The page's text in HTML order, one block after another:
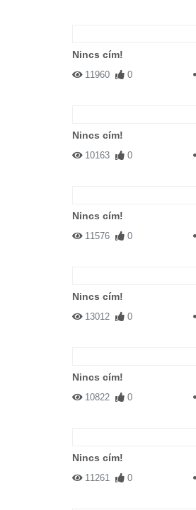
Nincs cím!
11960 0
Nincs cím!
10163 0
Nincs cím!
11576 0
Nincs cím!
13012 0
Nincs cím!
10822 0
Nincs cím!
11261 0